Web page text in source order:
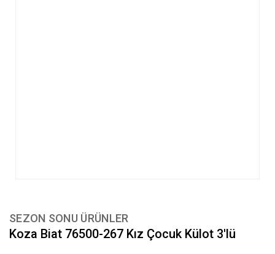
SEZON SONU ÜRÜNLER
Koza Biat 76500-267 Kız Çocuk Külot 3'lü